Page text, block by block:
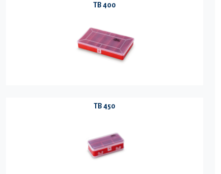
TB 400
TB 450